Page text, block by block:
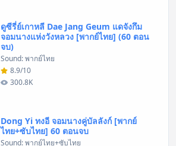
ดูซีรี่ย์เกาหลี Dae Jang Geum แดจังกึม
จอมนางแห่งวังหลวง [พากย์ไทย] (60 ตอน
จบ)
Sound: พากย์ไทย
8.9/10
300.8K
Dong Yi ทงอี จอมนางคู่บัลลังก์ [พากย์
ไทย+ซับไทย] 60 ตอนจบ
Sound: พากย์ไทย+ซับไทย